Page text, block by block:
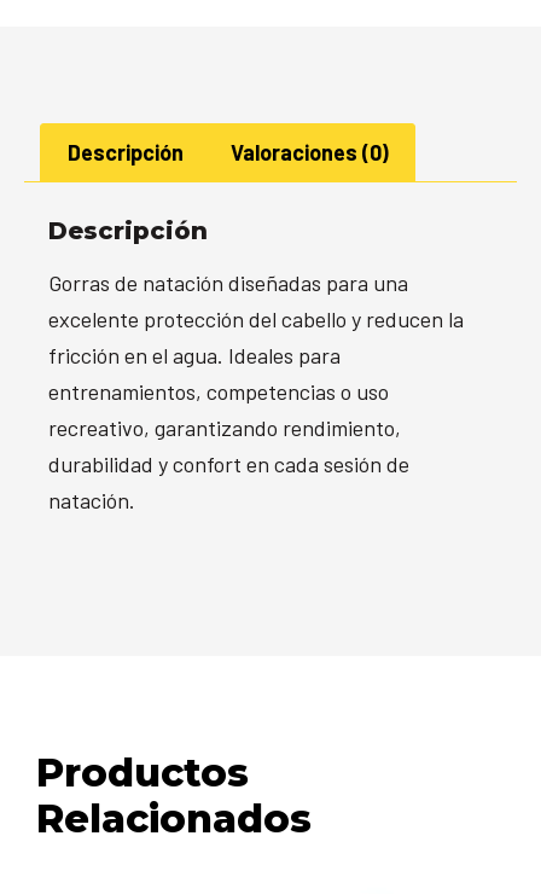
Descripción Valoraciones (0)
Descripción
Gorras de natación diseñadas para una
excelente protección del cabello y reducen la
fricción en el agua. Ideales para
entrenamientos, competencias o uso
recreativo, garantizando rendimiento,
durabilidad y confort en cada sesión de
natación.
Productos
Relacionados